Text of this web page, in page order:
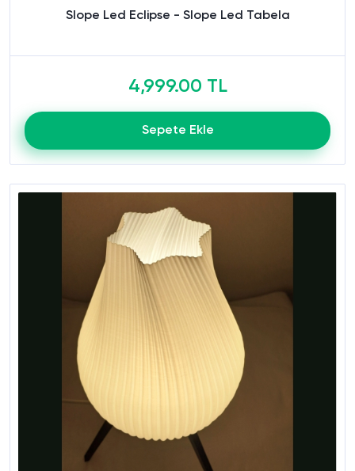
Slope Led Eclipse - Slope Led Tabela
4,999.00 TL
Sepete Ekle